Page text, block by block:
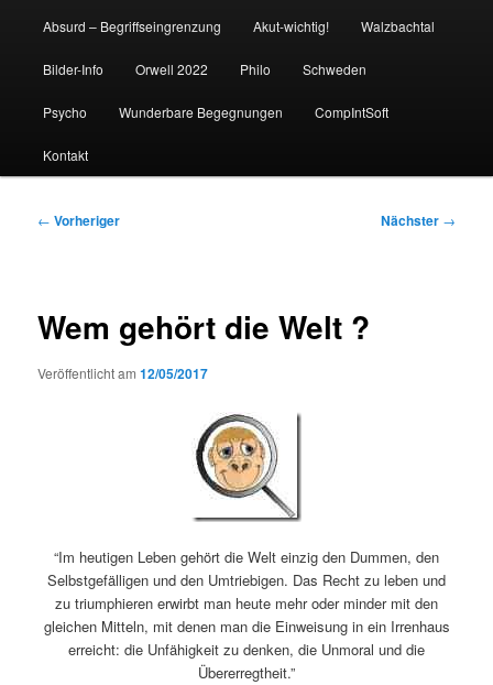
Absurd – Begriffseingrenzung Akut-wichtig! Walzbachtal
Bilder-Info Orwell 2022 Philo Schweden
Psycho Wunderbare Begegnungen CompIntSoft
Kontakt
Beitragsnavigation
← Vorheriger Nächster →
Wem gehört die Welt ?
Veröffentlicht am12/05/2017
“Im heutigen Leben gehört die Welt einzig den Dummen, den
Selbstgefälligen und den Umtriebigen. Das Recht zu leben und
zu triumphieren erwirbt man heute mehr oder minder mit den
gleichen Mitteln, mit denen man die Einweisung in ein Irrenhaus
erreicht: die Unfähigkeit zu denken, die Unmoral und die
Übererregtheit.”